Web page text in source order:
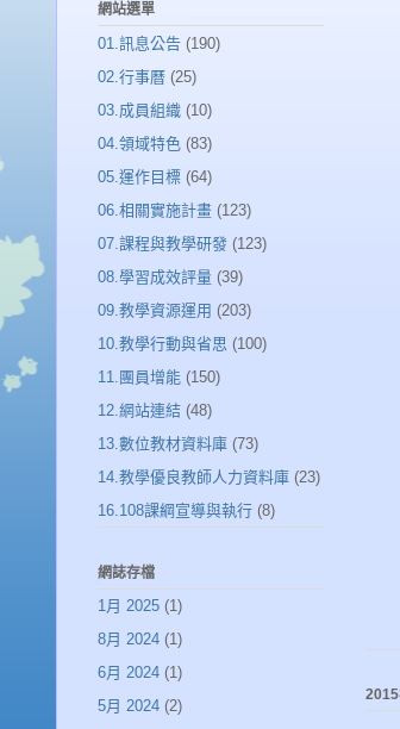
網站選單
01.訊息公告 (190)
02.行事曆 (25)
03.成員組織 (10)
04.領域特色 (83)
05.運作目標 (64)
06.相關實施計畫 (123)
07.課程與教學研發 (123)
08.學習成效評量 (39)
09.教學資源運用 (203)
10.教學行動與省思 (100)
11.團員增能 (150)
12.網站連結 (48)
13.數位教材資料庫 (73)
14.教學優良教師人力資料庫 (23)
16.108課綱宣導與執行 (8)
網誌存檔
1月 2025 (1)
8月 2024 (1)
6月 2024 (1)
5月 2024 (2)